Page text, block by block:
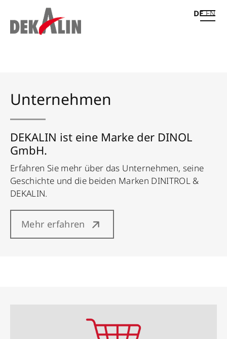
DE EN
Unternehmen
DEKALIN ist eine Marke der DINOL
GmbH.
Erfahren Sie mehr über das Unternehmen, seine
Geschichte und die beiden Marken DINITROL &
DEKALIN.
Mehr erfahren